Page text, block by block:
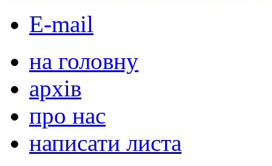
E-mail
на головну
архів
про нас
написати листа